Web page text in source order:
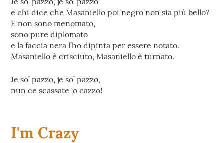
e chi dice che Masaniello poi negro non sia più bello?
E non sono menomato,
sono pure diplomato
e la faccia nera l’ho dipinta per essere notato.
Masaniello è crisciuto, Masaniello è turnato.
Je so’ pazzo, je so’ pazzo,
nun ce scassate ‘o cazzo!
I'm Crazy